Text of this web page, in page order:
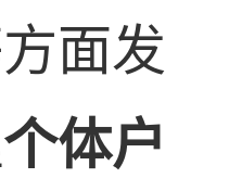
面发
个体户